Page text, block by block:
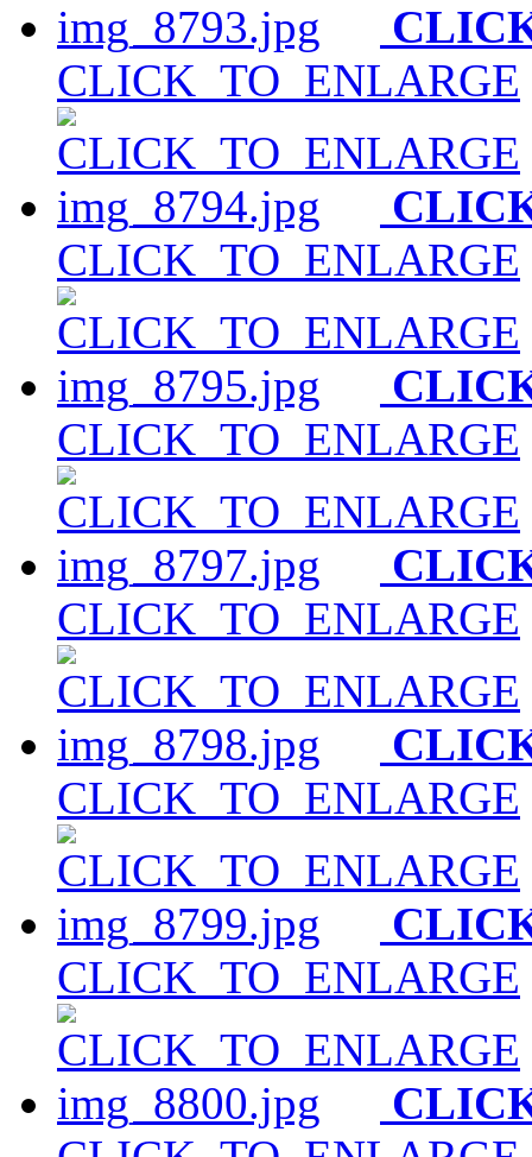
CLICK_TO_ENLARGE
CLICK_TO_ENLARGE
CLICK_TO_ENLARGE
CLICK_TO_ENLARGE
CLICK_TO_ENLARGE
CLICK_TO_ENLARGE